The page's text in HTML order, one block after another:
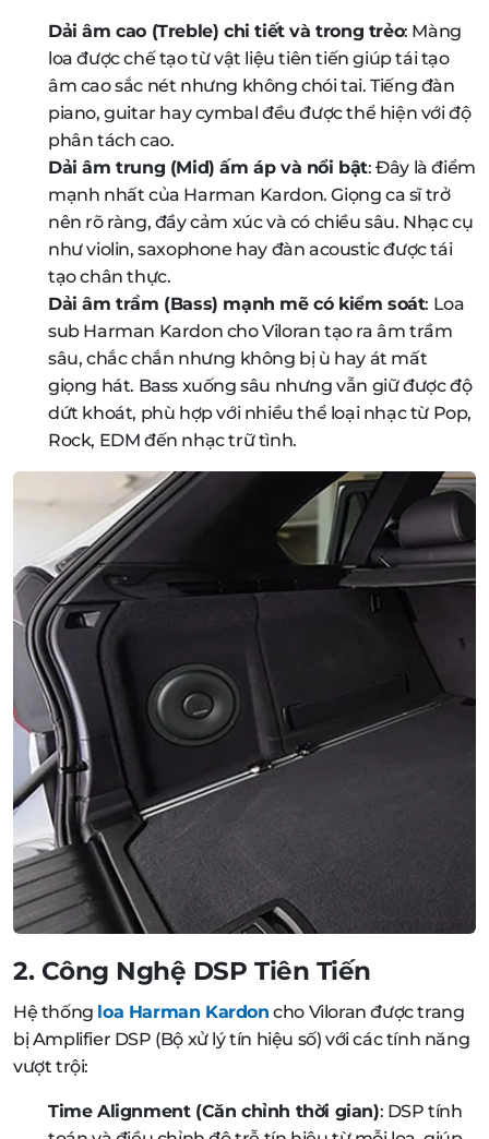
Dải âm cao (Treble) chi tiết và trong trẻo: Màng
loa được chế tạo từ vật liệu tiên tiến giúp tái tạo
âm cao sắc nét nhưng không chói tai. Tiếng đàn
piano, guitar hay cymbal đều được thể hiện với độ
phân tách cao.
Dải âm trung (Mid) ấm áp và nổi bật: Đây là điểm
mạnh nhất của Harman Kardon. Giọng ca sĩ trở
nên rõ ràng, đầy cảm xúc và có chiều sâu. Nhạc cụ
như violin, saxophone hay đàn acoustic được tái
tạo chân thực.
Dải âm trầm (Bass) mạnh mẽ có kiểm soát: Loa
sub Harman Kardon cho Viloran tạo ra âm trầm
sâu, chắc chắn nhưng không bị ù hay át mất
giọng hát. Bass xuống sâu nhưng vẫn giữ được độ
dứt khoát, phù hợp với nhiều thể loại nhạc từ Pop,
Rock, EDM đến nhạc trữ tình.
2. Công Nghệ DSP Tiên Tiến
Hệ thống loa Harman Kardon cho Viloran được trang
bị Amplifier DSP (Bộ xử lý tín hiệu số) với các tính năng
vượt trội:
Time Alignment (Căn chỉnh thời gian): DSP tính